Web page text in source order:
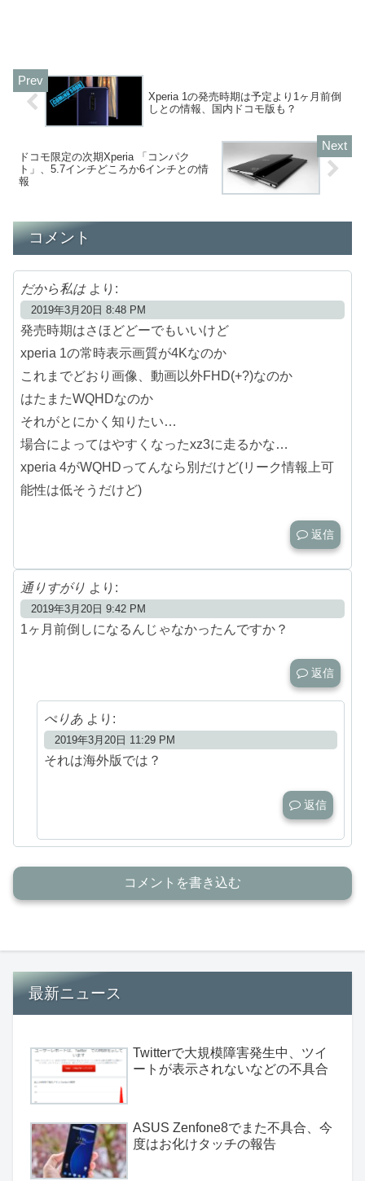
Xperia 1の発売時期は予定より1ヶ月前倒
しとの情報、国内ドコモ版も？
ドコモ限定の次期Xperia 「コンパク
ト」、5.7インチどころか6インチとの情
報
コメント
だから私は より:
2019年3月20日 8:48 PM
発売時期はさほどどーでもいいけど
xperia 1の常時表示画質が4Kなのか
これまでどおり画像、動画以外FHD(+?)なのか
はたまたWQHDなのか
それがとにかく知りたい…
場合によってはやすくなったxz3に走るかな…
xperia 4がWQHDってんなら別だけど(リーク情報上可
能性は低そうだけど)
返信
通りすがり より:
2019年3月20日 9:42 PM
1ヶ月前倒しになるんじゃなかったんですか？
返信
ぺりあ より:
2019年3月20日 11:29 PM
それは海外版では？
返信
コメントを書き込む
最新ニュース
Twitterで大規模障害発生中、ツイ
ートが表示されないなどの不具合
ASUS Zenfone8でまた不具合、今
度はお化けタッチの報告